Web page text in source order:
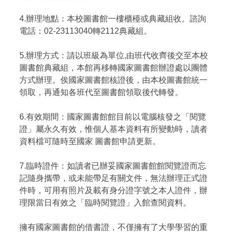
4.辦理地點：本校圖書館一樓櫃檯或典藏組收。諮詢
電話：02-23113040轉2112典藏組。
5.辦理方式：請以班級為單位,由班代收齊後交至本校
圖書館典藏組，本館再移轉國家圖書館辦證處以團體
方式辦理。俟國家圖書館核證後，由本校圖書館統一
領取，再通知各班代至圖書館領取後代轉發。
6.有效期間：國家圖書館館目前以電腦核發之「閱覽
證」屬永久有效，惟個人基本資料有所變動時，讀者
資料檔可隨時至國家 圖書館申請更新。
7.臨時證件：如讀者已辦妥國家圖書館館閱覽證而忘
記隨身攜帶，或未能帶足有關文件，無法辦理正式證
件時，可用有照片及載有身分證字號之本人證件，辦
理限當日有效之「臨時閱覽證」入館查閱資料。
擁有國家圖書館的借書證，不僅擁有了大學學習的重